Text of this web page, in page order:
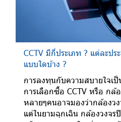
CCTV มีกี่ประเภท ? แต่ละป
แบบใดบ้าง ?
การลงทุนกับความสบายใจเ
การเลือกซื้อ CCTV หรือ กล้
หลายๆคนอาจมองว่ากล้องว
แต่ในยามฉุกเฉิน กล้องวงจ